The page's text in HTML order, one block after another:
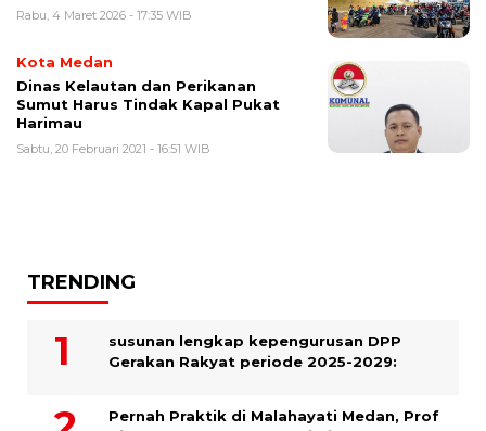
Rabu, 4 Maret 2026 - 17:35 WIB
Kota Medan
Dinas Kelautan dan Perikanan
Sumut Harus Tindak Kapal Pukat
Harimau
Sabtu, 20 Februari 2021 - 16:51 WIB
TRENDING
susunan lengkap kepengurusan DPP
Gerakan Rakyat periode 2025-2029:
Pernah Praktik di Malahayati Medan, Prof